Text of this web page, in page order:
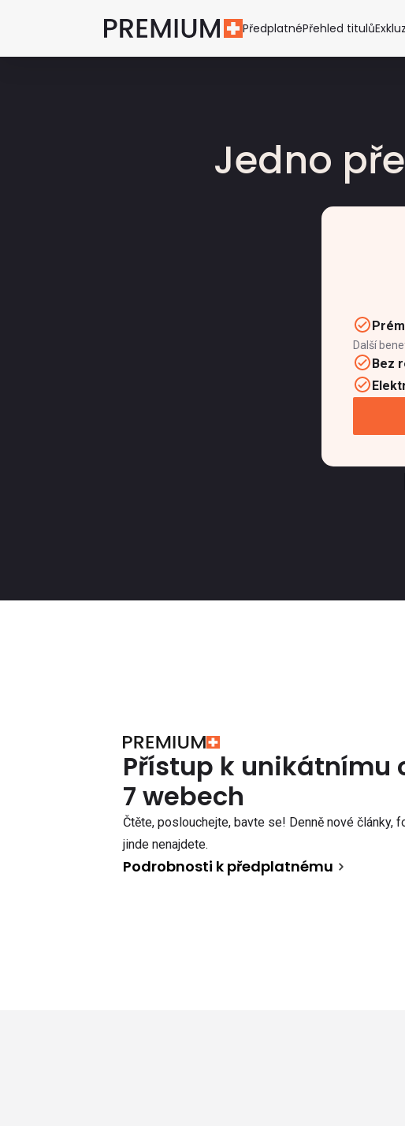
PředplatnéPřehled titulů
Jedno
Další
Bez
Přístup k unikátnímu
7 webech
Čtěte, poslouchejte, bavte se! Denně nové články,
jinde nenajdete.
Podrobnosti k předplatnému